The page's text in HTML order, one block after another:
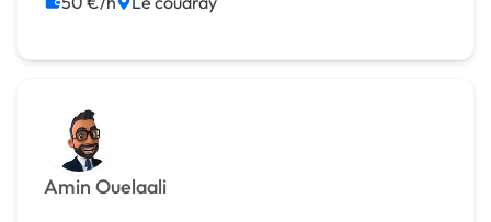
Amin Ouelaali